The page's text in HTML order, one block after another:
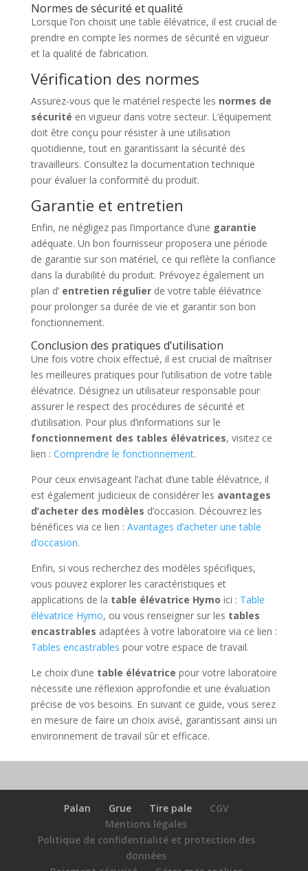
Normes de sécurité et qualité
Lorsque l’on choisit une table élévatrice, il est crucial de
prendre en compte les normes de sécurité en vigueur
et la qualité de fabrication.
Vérification des normes
Assurez-vous que le matériel respecte les normes de
sécurité en vigueur dans votre secteur. L’équipement
doit être conçu pour résister à une utilisation
quotidienne, tout en garantissant la sécurité des
travailleurs. Consultez la documentation technique
pour évaluer la conformité du produit.
Garantie et entretien
Enfin, ne négligez pas l’importance d’une garantie
adéquate. Un bon fournisseur proposera une période
de garantie sur son matériel, ce qui reflète la confiance
dans la durabilité du produit. Prévoyez également un
plan d’ entretien régulierde votre table élévatrice
pour prolonger sa durée de vie et garantir son bon
fonctionnement.
Conclusion des pratiques d’utilisation
Une fois votre choix effectué, il est crucial de maîtriser
les meilleures pratiques pour l’utilisation de votre table
élévatrice. Désignez un utilisateur responsable pour
assurer le respect des procédures de sécurité et
d’utilisation. Pour plus d’informations sur le
fonctionnement des tables élévatrices, visitez ce
lien : Comprendre le fonctionnement.
Pour ceux envisageant l’achat d’une table élévatrice, il
est également judicieux de considérer les avantages
d’acheter des modèles d’occasion. Découvrez les
bénéfices via ce lien : Avantages d’acheter une table
d’occasion.
Enfin, si vous recherchez des modèles spécifiques,
vous pouvez explorer les caractéristiques et
applications de la table élévatrice Hymo ici : Table
élévatrice Hymo, ou vous renseigner sur les tables
encastrables adaptées à votre laboratoire via ce lien :
Tables encastrables pour votre espace de travail.
Le choix d’une table élévatrice pour votre laboratoire
nécessite une réflexion approfondie et une évaluation
précise de vos besoins. En suivant ce guide, vous serez
en mesure de faire un choix avisé, garantissant ainsi un
environnement de travail sûr et efficace.
Palan Grue Tire pale
CGV
Mentions légales
Politique de confidentialité et protection des
données